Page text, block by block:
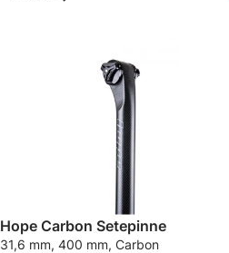
Hope Carbon Setepinne
31,6 mm, 400 mm, Carbon